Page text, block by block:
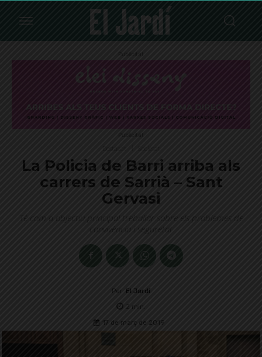
Publicitat
Publicitat
La Policia de Barri arriba als
carrers de Sarrià – Sant
Gervasi
Té com a objectiu principal treballar sobre els problemes de
convivència i seguretat
Per El Jardí
2 min.
17 de març de 2019